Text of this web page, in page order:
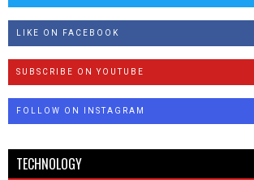
LIKE ON FACEBOOK
SUBSCRIBE ON YOUTUBE
FOLLOW ON INSTAGRAM
TECHNOLOGY